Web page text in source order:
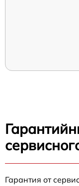
Гарантия от